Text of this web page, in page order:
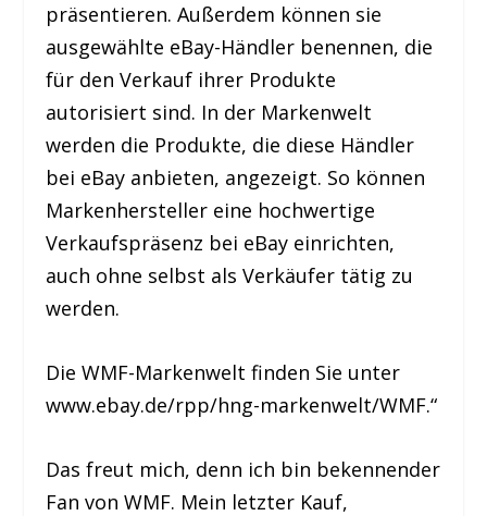
präsentieren. Außerdem können sie
ausgewählte eBay-Händler benennen, die
für den Verkauf ihrer Produkte
autorisiert sind. In der Markenwelt
werden die Produkte, die diese Händler
bei eBay anbieten, angezeigt. So können
Markenhersteller eine hochwertige
Verkaufspräsenz bei eBay einrichten,
auch ohne selbst als Verkäufer tätig zu
werden.
Die WMF-Markenwelt finden Sie unter
www.ebay.de/rpp/hng-markenwelt/WMF.“
Das freut mich, denn ich bin bekennender
Fan von WMF. Mein letzter Kauf,